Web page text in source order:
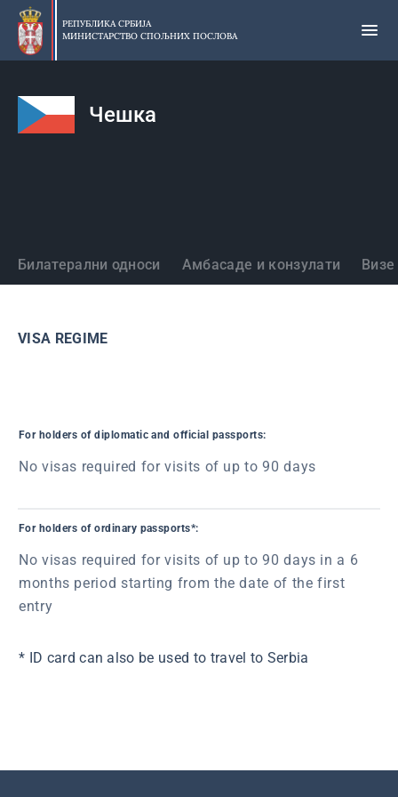
Прескочи
главни
део
РЕПУБЛИКА СРБИЈА
МИНИСТАРСТВО СПОЉНИХ ПОСЛОВА
Чешка
Државе
Билатерални односи Амбасаде и конзулати
VISA REGIME
For holders of diplomatic and official passports:
No visas required for visits of up to 90 days
For holders of ordinary passports*:
No visas required for visits of up to 90 days in a 6
months period starting from the date of the first
entry
* ID card can also be used to travel to Serbia